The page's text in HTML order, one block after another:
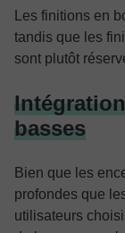
Les finitions en
tandis que les
sont plutôt
basses
Bien que les
profondes que
utilisateurs